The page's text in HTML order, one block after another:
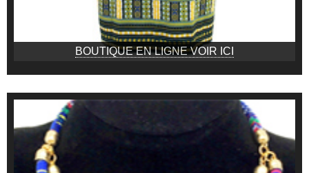
BOUTIQUE EN LIGNE VOIR ICI